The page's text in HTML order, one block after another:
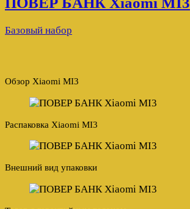
Базовый набор
Обзор Xiaomi MI3
Распаковка Xiaomi MI3
Внешний вид упаковки